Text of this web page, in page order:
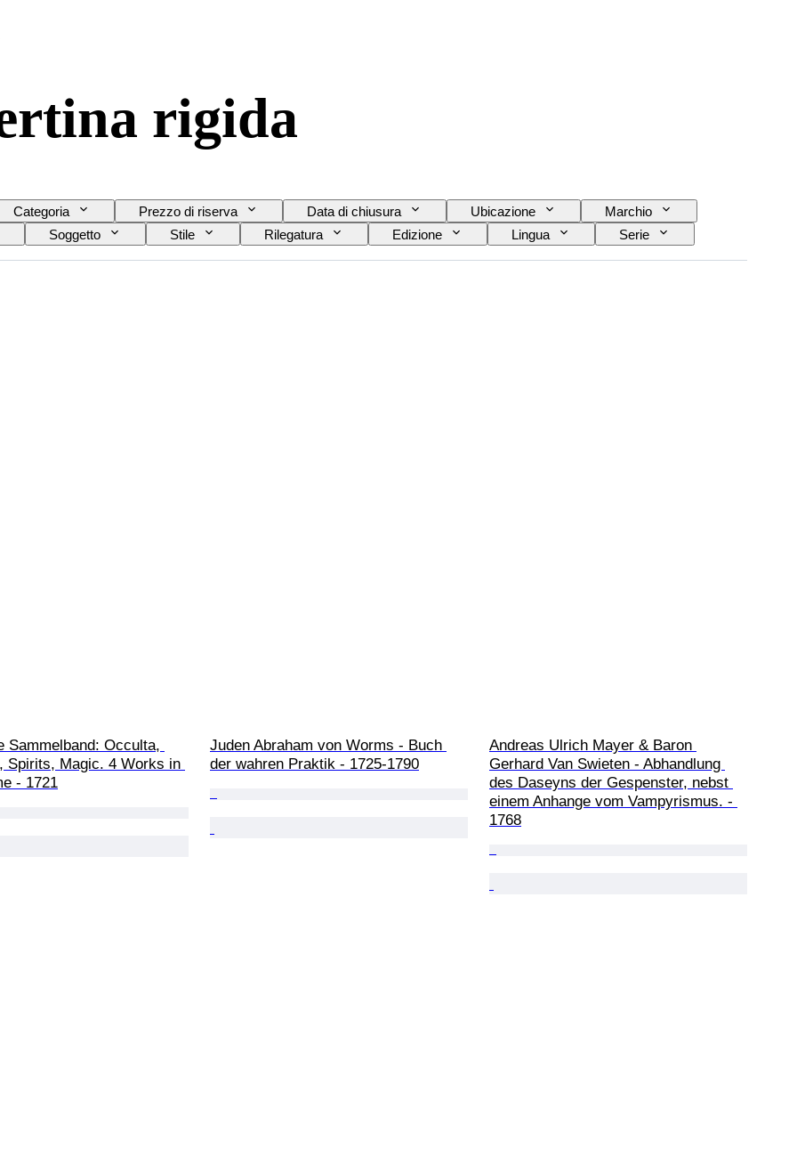
rigida
Categoria Prezzo di riserva Data di chiusura Ubicazione
Marchio
Soggetto Stile Rilegatura Edizione Lingua
Serie
Sammelband: Occulta,
Spirits, Magic. 4 Works in
- 1721
Juden Abraham von Worms - Buch
der wahren Praktik - 1725-1790
Andreas Ulrich Mayer & Baron
Gerhard Van Swieten - Abhandlung
des Daseyns der Gespenster, nebst
einem Anhange vom Vampyrismus. -
1768